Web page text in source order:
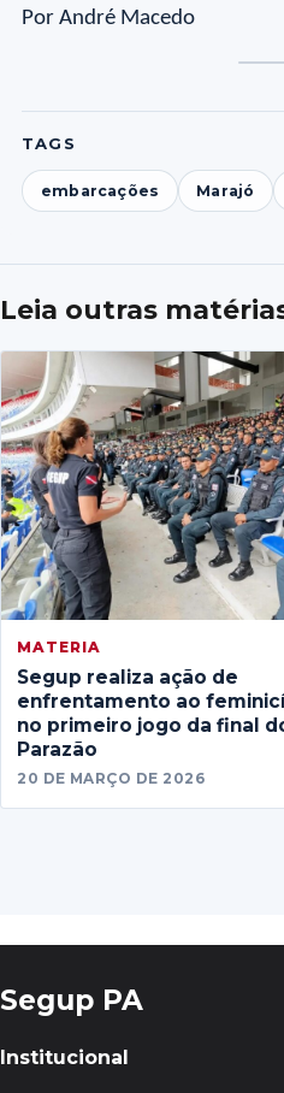
Por André Macedo
TAGS
embarcações Marajó
Leia outras
MATERIA
Segup realiza ação de
enfrentamento ao
no primeiro jogo da final
Parazão
20 DE MARÇO DE 2026
Segup PA
Institucional